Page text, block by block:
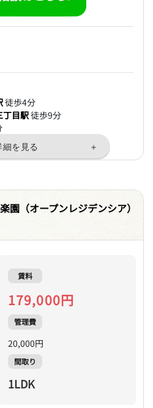
徒歩4分
丁目駅徒歩9分
園（オープンレジデンシア）
賃料
179,000円
管理費
20,000円
間取り
1LDK